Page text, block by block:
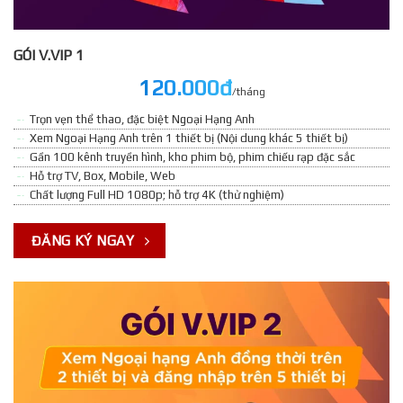
GÓI V.VIP 1
120.000đ/tháng
Trọn vẹn thể thao, đặc biệt Ngoại Hạng Anh
Xem Ngoại Hạng Anh trên 1 thiết bị (Nội dung khác 5 thiết bị)
Gần 100 kênh truyền hình, kho phim bộ, phim chiếu rạp đặc sắc
Hỗ trợ TV, Box, Mobile, Web
Chất lượng Full HD 1080p; hỗ trợ 4K (thử nghiệm)
ĐĂNG KÝ NGAY